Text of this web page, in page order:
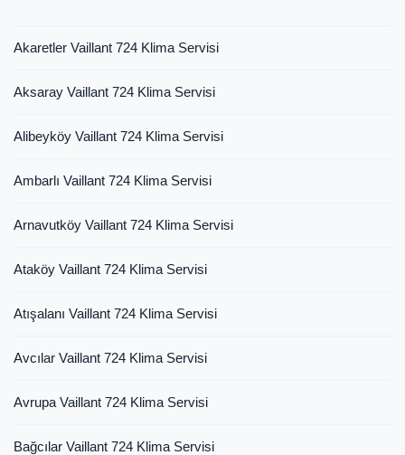
Akaretler Vaillant 724 Klima Servisi
Aksaray Vaillant 724 Klima Servisi
Alibeyköy Vaillant 724 Klima Servisi
Ambarlı Vaillant 724 Klima Servisi
Arnavutköy Vaillant 724 Klima Servisi
Ataköy Vaillant 724 Klima Servisi
Atışalanı Vaillant 724 Klima Servisi
Avcılar Vaillant 724 Klima Servisi
Avrupa Vaillant 724 Klima Servisi
Bağcılar Vaillant 724 Klima Servisi